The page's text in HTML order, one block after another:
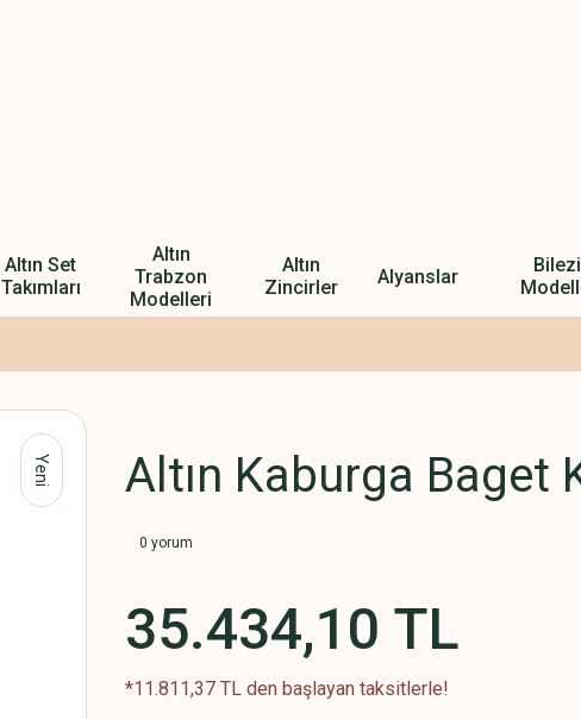
Altın Set
Takımları
Altın
Trabzon
Modelleri
Altın
Zincirler
Alyanslar
Yeni Altın Kaburga Baget
0 yorum
35.434,10 TL
*11.811,37 TL den başlayan taksitlerle!